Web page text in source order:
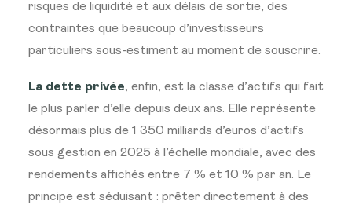
risques de liquidité et aux délais de sortie, des
contraintes que beaucoup d’investisseurs
particuliers sous-estiment au moment de souscrire.
La dette privée, enfin, est la classe d’actifs qui fait
le plus parler d’elle depuis deux ans. Elle représente
désormais plus de 1 350 milliards d’euros d’actifs
sous gestion en 2025 à l’échelle mondiale, avec des
rendements affichés entre 7 % et 10 % par an. Le
principe est séduisant : prêter directement à des